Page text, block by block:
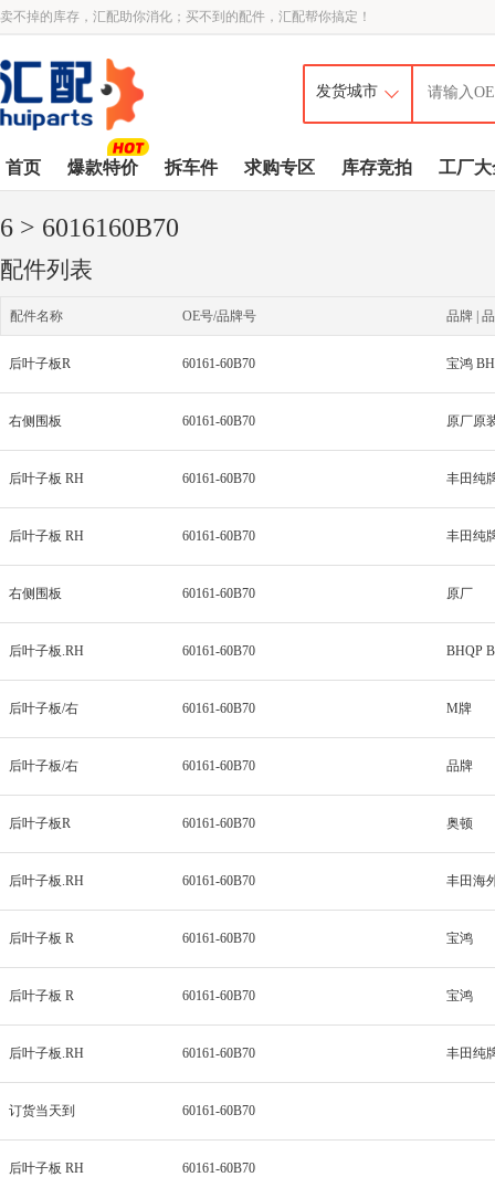
卖不掉的库存，汇配助你消化；买不到的配件，汇配帮你搞定！
首页 爆款特价 拆车件 求购专区 库存竞拍 工厂大
6 > 6016160B70
配件列表
配件名称 OE号/品牌号 品牌 |
后叶子板R 60161-60B70 宝鸿 BH
右侧围板 60161-60B70 原厂原
后叶子板 RH 60161-60B70 丰田纯
后叶子板 RH 60161-60B70 丰田纯
右侧围板 60161-60B70 原厂
后叶子板.RH 60161-60B70 BHQP
后叶子板/右 60161-60B70 M牌
后叶子板/右 60161-60B70 品牌
后叶子板R 60161-60B70 奥顿
后叶子板.RH 60161-60B70 丰田海
后叶子板 R 60161-60B70 宝鸿
后叶子板 R 60161-60B70 宝鸿
后叶子板.RH 60161-60B70 丰田纯
订货当天到 60161-60B70
后叶子板 RH 60161-60B70